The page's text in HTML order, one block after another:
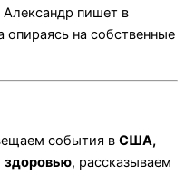
пишет в
опираясь на собственные
события в США,
здоровью, рассказываем